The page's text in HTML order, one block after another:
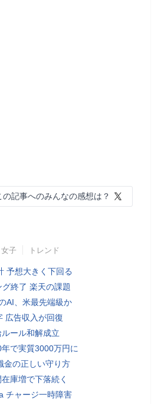
の記事へのみんなの感想は？
女子 トレンド
予想大きく下回る
グ終了 楽天の課題
AI、米最先端級か
広告収入が回復
ール和解成立
で実質3000万円に
金の正しい守り方
庫増で下落続く
チャージ一時障害